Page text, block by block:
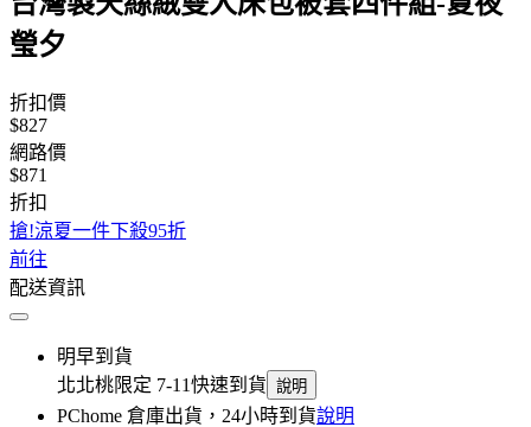
瑩夕
折扣價
$827
網路價
$871
折扣
搶!涼夏一件下殺95折
前往
配送資訊
明早到貨
北北桃限定 7-11快速到貨 說明
PChome 倉庫出貨，24小時到貨說明